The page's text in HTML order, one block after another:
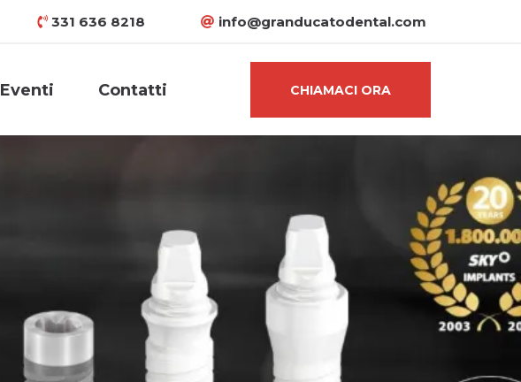
331 636 8218 info@granducatodental.com
Eventi Contatti CHIAMACI ORA